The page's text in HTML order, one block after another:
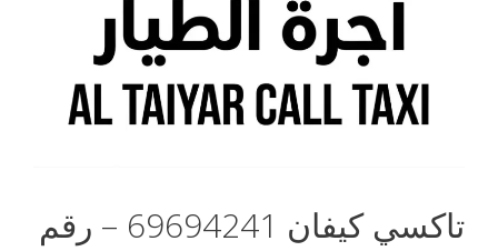
تاكسي كيفان 69694241 – رقم